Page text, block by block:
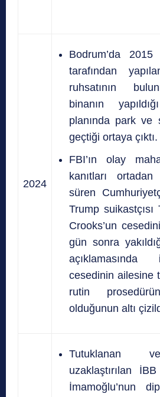
2024
Bodrum’da 2015
tarafından
ruhsatının
binanın
planında park ve
geçtiği ortaya çıktı.
FBI’ın olay
kanıtları ortadan
süren
Trump
Crooks’un
gün sonra
cesedinin ailesine
rutin
olduğunun altı
Tutuklanan
uzaklaştırılan
İmamoğlu’nun